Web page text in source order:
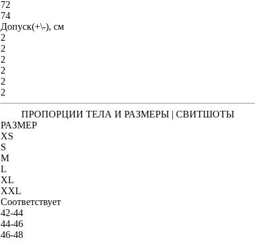
72
74
Допуск(+\-), см
2
2
2
2
2
2
ПРОПОРЦИИ ТЕЛА И РАЗМЕРЫ | СВИТШОТЫ
РАЗМЕР
XS
S
M
L
XL
XXL
Соответствует
42-44
44-46
46-48